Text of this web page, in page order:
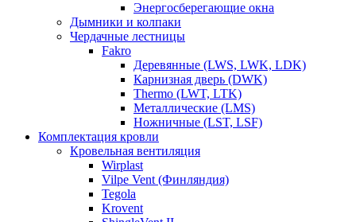
Энергосберегающие окна
Дымники и колпаки
Чердачные лестницы
Fakro
Деревянные (LWS, LWK, LDK)
Карнизная дверь (DWK)
Thermo (LWT, LTK)
Металлические (LMS)
Ножничные (LST, LSF)
Комплектация кровли
Кровельная вентиляция
Wirplast
Vilpe Vent (Финляндия)
Tegola
Krovent